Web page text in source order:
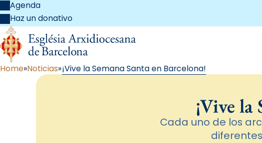
Agenda
Haz un donativo
Home Noticias ¡Vive la Semana Santa en Barcelona!
¡Vive la
Cada uno de los